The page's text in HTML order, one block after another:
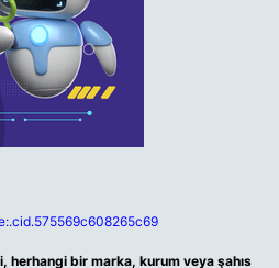
herhangi bir marka, kurum veya şahıs